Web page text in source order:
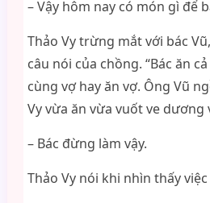
– Vậy hôm nay có món gì để
Thảo Vy trừng mắt với bác
câu nói của chồng. “Bác ăn
cùng vợ hay ăn vợ. Ông Vũ
Vy vừa ăn vừa vuốt ve dương
– Bác đừng làm vậy.
Thảo Vy nói khi nhìn thấy